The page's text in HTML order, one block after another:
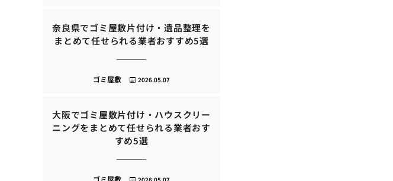
奈良県でゴミ屋敷片付け・遺品整理を
まとめて任せられる業者おすすめ5選
2026.05.07
ゴミ屋敷
大阪でゴミ屋敷片付け・ハウスクリー
ニングをまとめて任せられる業者おす
すめ5選
2026.05.07
ゴミ屋敷